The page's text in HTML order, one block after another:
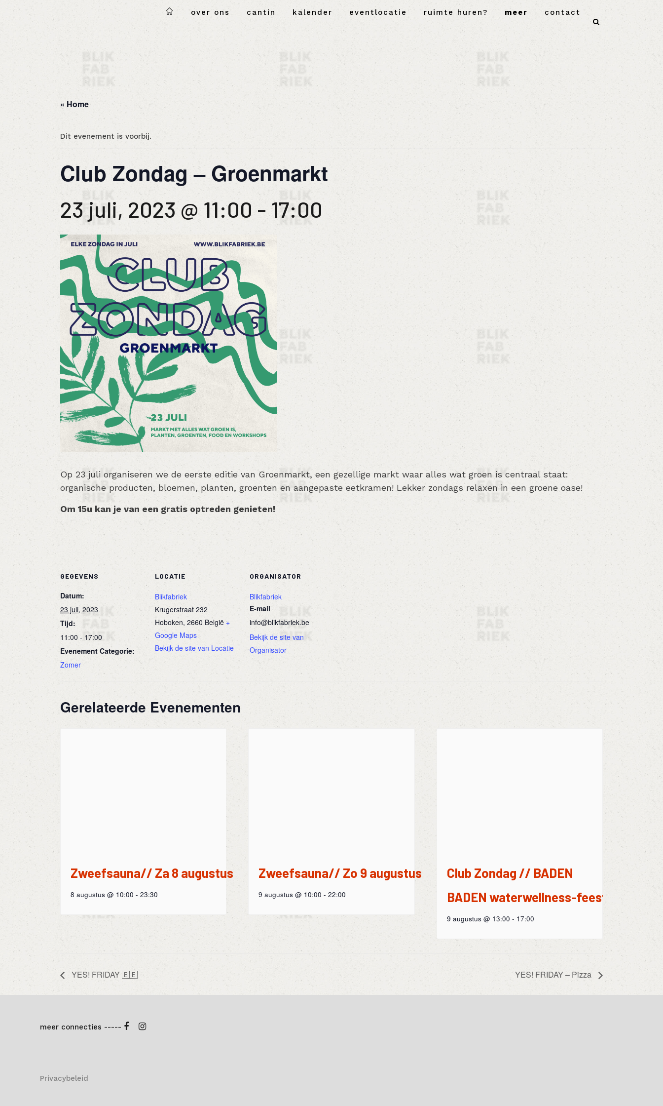
over ons cantin kalender eventlocatie ruimte huren? meer contact
« Home
Dit evenement is voorbij.
Club Zondag – Groenmarkt
23 juli, 2023 @ 11:00 -17:00
Op 23 juli organiseren we de eerste editie van Groenmarkt, een gezellige markt waar alles wat groen is centraal staat:
organische producten, bloemen, planten, groenten en aangepaste eetkramen! Lekker zondags relaxen in een groene oase!
Om 15u kan je van een gratis optreden genieten!
GEGEVENS
Datum:
23 juli, 2023
Tijd:
11:00 - 17:00
Evenement Categorie:
Zomer
LOCATIE
Blikfabriek
Krugerstraat 232
Hoboken, 2660 België +
Google Maps
Bekijk de site van Locatie
ORGANISATOR
Blikfabriek
E-mail
info@blikfabriek.be
Bekijk de site van
Organisator
Gerelateerde Evenementen
Zweefsauna// Za 8 augustus
8 augustus @ 10:00 - 23:30
Zweefsauna// Zo 9 augustus
9 augustus @ 10:00 - 22:00
Club Zondag // BADEN
BADEN waterwellness-feest
9 augustus @ 13:00 - 17:00
YES! FRIDAY 🇧🇪 YES! FRIDAY – Pizza
meer connecties -----
Privacybeleid